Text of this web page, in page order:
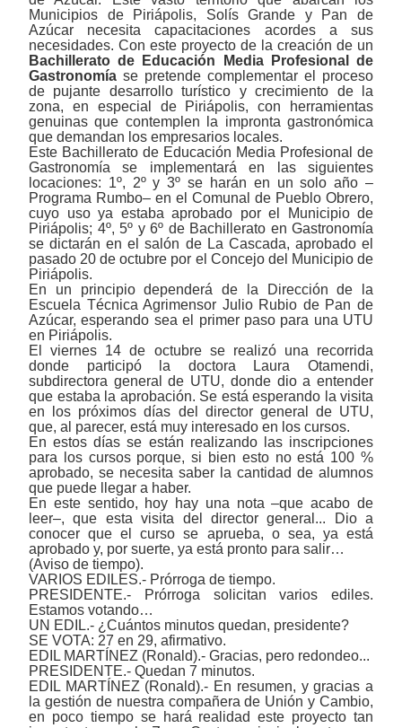
Municipios de Piriápolis, Solís Grande y Pan de
Azúcar necesita capacitaciones acordes a sus
necesidades. Con este proyecto de la creación de un
Bachillerato de Educación Media Profesional de
Gastronomía se pretende complementar el proceso
de pujante desarrollo turístico y crecimiento de la
zona, en especial de Piriápolis, con herramientas
genuinas que contemplen la impronta gastronómica
que demandan los empresarios locales.
Este Bachillerato de Educación Media Profesional de
Gastronomía se implementará en las siguientes
locaciones: 1º, 2º y 3º se harán en un solo año ‒
Programa Rumbo‒ en el Comunal de Pueblo Obrero,
cuyo uso ya estaba aprobado por el Municipio de
Piriápolis; 4º, 5º y 6º de Bachillerato en Gastronomía
se dictarán en el salón de La Cascada, aprobado el
pasado 20 de octubre por el Concejo del Municipio de
Piriápolis.
En un principio dependerá de la Dirección de la
Escuela Técnica Agrimensor Julio Rubio de Pan de
Azúcar, esperando sea el primer paso para una UTU
en Piriápolis.
El viernes 14 de octubre se realizó una recorrida
donde participó la doctora Laura Otamendi,
subdirectora general de UTU, donde dio a entender
que estaba la aprobación. Se está esperando la visita
en los próximos días del director general de UTU,
que, al parecer, está muy interesado en los cursos.
En estos días se están realizando las inscripciones
para los cursos porque, si bien esto no está 100 %
aprobado, se necesita saber la cantidad de alumnos
que puede llegar a haber.
En este sentido, hoy hay una nota ‒que acabo de
leer‒, que esta visita del director general... Dio a
conocer que el curso se aprueba, o sea, ya está
aprobado y, por suerte, ya está pronto para salir…
(Aviso de tiempo).
VARIOS EDILES.- Prórroga de tiempo.
PRESIDENTE.- Prórroga solicitan varios ediles.
Estamos votando…
UN EDIL.- ¿Cuántos minutos quedan, presidente?
SE VOTA: 27 en 29, afirmativo.
EDIL MARTÍNEZ (Ronald).- Gracias, pero redondeo...
PRESIDENTE.- Quedan 7 minutos.
EDIL MARTÍNEZ (Ronald).- En resumen, y gracias a
la gestión de nuestra compañera de Unión y Cambio,
en poco tiempo se hará realidad este proyecto tan